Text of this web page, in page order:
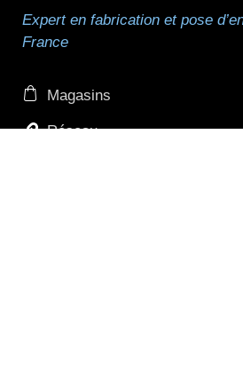
Expert en fabrication et pose
France
Magasins
Réseau